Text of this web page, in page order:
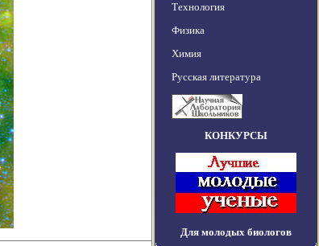
Технология
Физика
Химия
Русская литература
КОНКУРСЫ
Для молодых биологов